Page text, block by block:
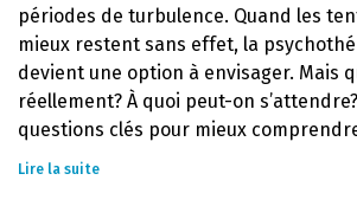
périodes de turbulence. Quand les
mieux restent sans effet, la
devient une option à envisager. Mais
réellement? À quoi peut-on
questions clés pour mieux
Lire la suite